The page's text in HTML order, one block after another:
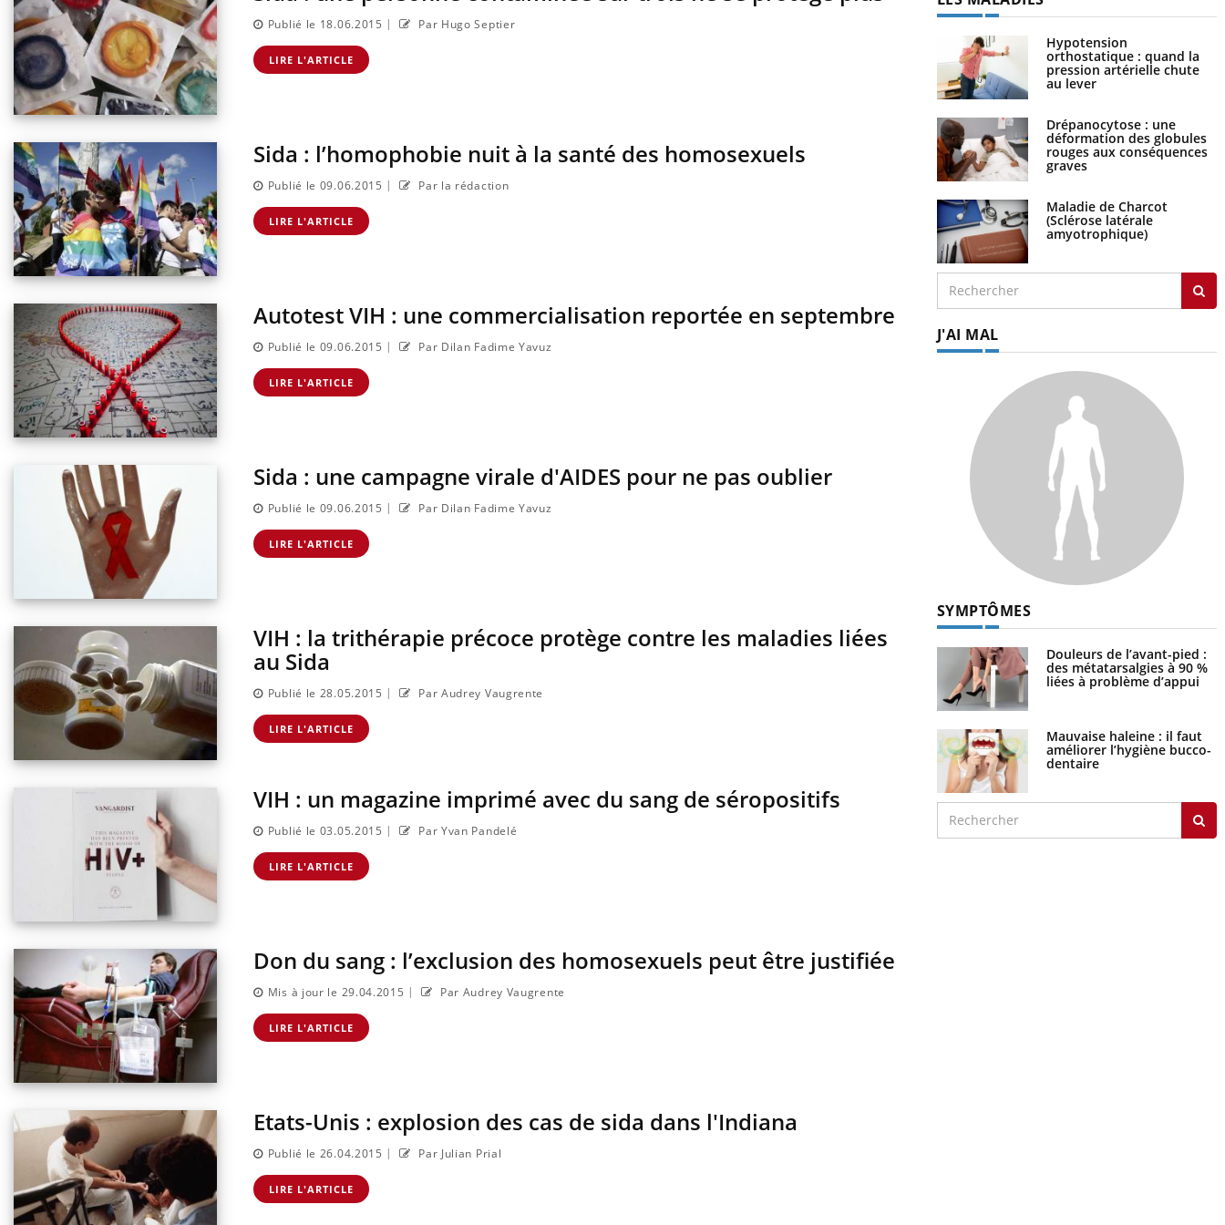
Publié le 18.06.2015 | Par Hugo Septier
LIRE L'ARTICLE
Sida : l’homophobie nuit à la santé des homosexuels
Publié le 09.06.2015 | Par la rédaction
LIRE L'ARTICLE
Autotest VIH : une commercialisation reportée en septembre
Publié le 09.06.2015 | Par Dilan Fadime Yavuz
LIRE L'ARTICLE
Sida : une campagne virale d'AIDES pour ne pas oublier
Publié le 09.06.2015 | Par Dilan Fadime Yavuz
LIRE L'ARTICLE
VIH : la trithérapie précoce protège contre les maladies liées
au Sida
Publié le 28.05.2015 | Par Audrey Vaugrente
LIRE L'ARTICLE
VIH : un magazine imprimé avec du sang de séropositifs
Publié le 03.05.2015 | Par Yvan Pandelé
LIRE L'ARTICLE
Don du sang : l’exclusion des homosexuels peut être justifiée
Mis à jour le 29.04.2015 | Par Audrey Vaugrente
LIRE L'ARTICLE
Etats-Unis : explosion des cas de sida dans l'Indiana
Publié le 26.04.2015 | Par Julian Prial
LIRE L'ARTICLE
Hypotension
orthostatique : quand la
pression artérielle chute
au lever
Drépanocytose : une
déformation des globules
rouges aux conséquences
graves
Maladie de Charcot
(Sclérose latérale
amyotrophique)
J'AI MAL
SYMPTÔMES
Douleurs de l’avant-pied :
des métatarsalgies à 90 %
liées à problème d’appui
Mauvaise haleine : il faut
améliorer l’hygiène bucco-
dentaire